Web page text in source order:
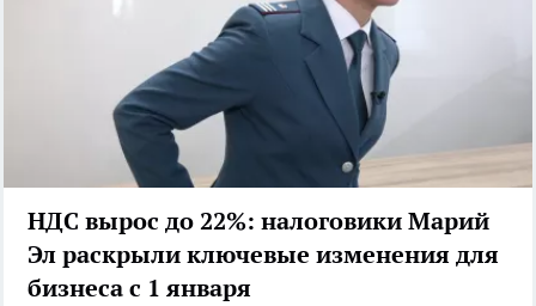
НДС вырос до 22%: налоговики Марий
Эл раскрыли ключевые изменения для
бизнеса с 1 января